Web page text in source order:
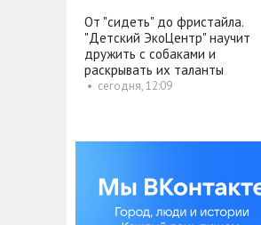
От "сидеть" до фристайла.
"Детский ЭкоЦентр" научит
дружить с собаками и
раскрывать их таланты
• сегодня, 12:09